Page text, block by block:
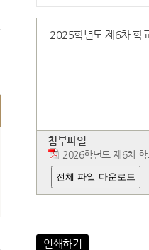
2025학년도 제6차 학
첨부파일
2026학년도 제6차
전체 파일 다운로드
인쇄하기